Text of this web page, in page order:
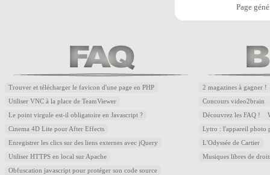
Page
Trouver et télécharger le favicon d'une page en PHP
Utiliser VNC à la place de TeamViewer
Le point virgule est-il obligatoire en Javascript ?
Cinema 4D Lite pour After Effects
Enregistrer les clics sur des liens externes avec jQuery
Utiliser HTTPS en local sur Apache
Obfuscation javascript pour protéger son code source
2 magazines à gagner !
Concours video2brain
Découvrez les FAQ !
Lytro : l'appareil photo
L'Odyssée de Cartier
Musiques libres de